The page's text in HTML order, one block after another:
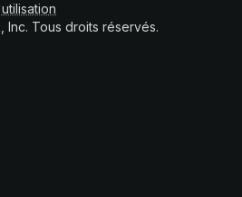
Tous droits réservés.